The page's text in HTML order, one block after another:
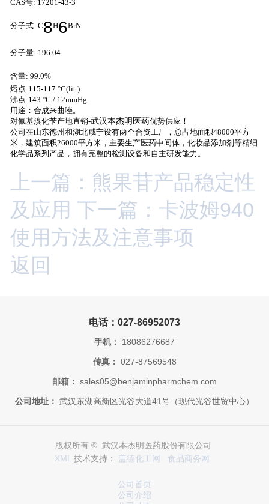
CAS号: 17201-43-3
分子式: C8H6BrN
分子量: 196.04
含量: 99.0%
熔点:115-117 °C(lit.)
沸点:143 °C / 12mmHg
用途：合成来曲唑。
对氰基溴化苄产地直销-武汉本杰明医药优势供应！
公司在山东德州和湖北咸宁设有两个合资工厂，总占地面积48000平方
米，建筑面积26000平方米，主要生产医药中间体，化妆品添加剂等精细
化学品系列产品，拥有完整的检测设备和自主研发能力。
上一篇：熊果苷产品稳定性
及应用 下一篇：卡波姆940
使用方法及注意事项
返回
电话：027-86952073
手机： 18086276687
传真： 027-87569548
邮箱： sales05@benjaminpharmchem.com
公司地址： 武汉东湖高新区光谷大道41号（现代光谷世贸中心）
版权所有 © 武汉本杰明医药股份有限公司
XML 技术支持： 盖德化工网 食品商务网
公司首页
公司介绍